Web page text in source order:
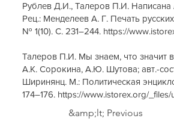
Рублев Д.И., Талеров П.И. Написана
Рец.: Менделеев А. Г. Печать
№ 1(10). С. 231–244. https://
Талеров П.И. Мы знаем, что значит
А.К. Сорокина, А.Ю. Шутова; авт.-
Ширинянц. М.: Политическая
174–176. https://www.istorex.org/
&amp;lt; Previous